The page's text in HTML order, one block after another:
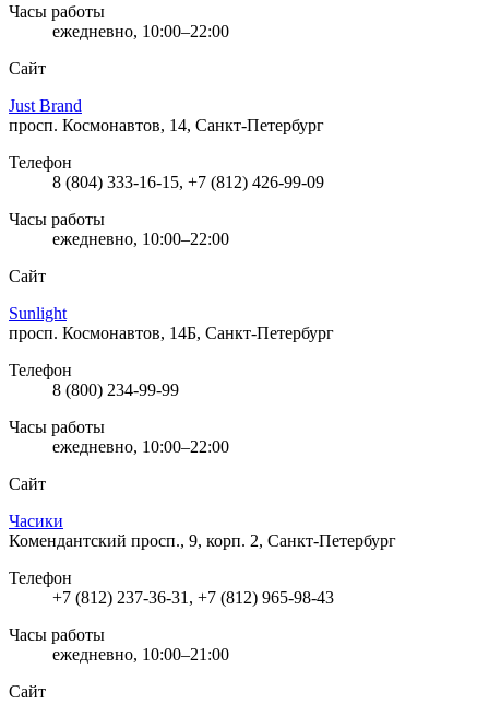
Часы работы
ежедневно, 10:00–22:00
Сайт
Just Brand
просп. Космонавтов, 14, Санкт-Петербург
Телефон
8 (804) 333-16-15, +7 (812) 426-99-09
Часы работы
ежедневно, 10:00–22:00
Сайт
Sunlight
просп. Космонавтов, 14Б, Санкт-Петербург
Телефон
8 (800) 234-99-99
Часы работы
ежедневно, 10:00–22:00
Сайт
Часики
Комендантский просп., 9, корп. 2, Санкт-Петербург
Телефон
+7 (812) 237-36-31, +7 (812) 965-98-43
Часы работы
ежедневно, 10:00–21:00
Сайт